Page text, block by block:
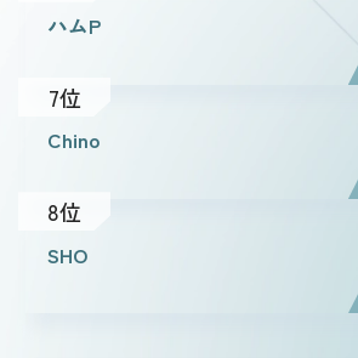
ハムP
7位
Chino
8位
SHO